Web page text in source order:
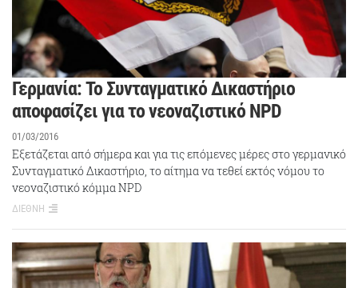
Γερμανία: Το Συνταγματικό Δικαστήριο
αποφασίζει για το νεοναζιστικό NPD
01/03/2016
Εξετάζεται από σήμερα και για τις επόμενες μέρες στο γερμανικό
Συνταγματικό Δικαστήριο, το αίτημα να τεθεί εκτός νόμου το
νεοναζιστικό κόμμα NPD
ΔΙΕΘΝΗ